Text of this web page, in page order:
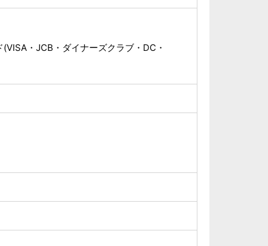
・JCB・ダイナーズクラブ・DC・